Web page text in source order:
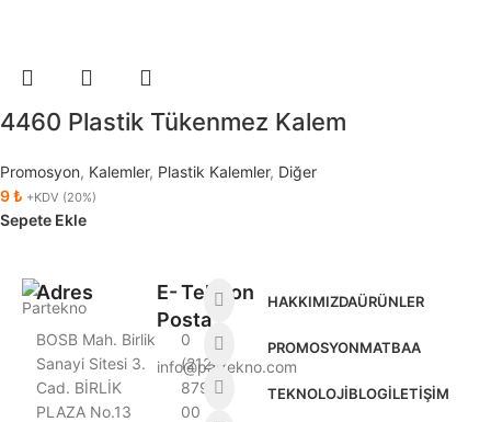
4460 Plastik Tükenmez Kalem
Promosyon, Kalemler, Plastik Kalemler, Diğer
9₺ +KDV (20%)
Sepete Ekle
Adres
BOSB Mah. Birlik
Sanayi Sitesi 3.
Cad. BİRLİK
PLAZA No.13
E-
Posta
info@partekno.com
Telefon
0
(212)
879
00
HAKKIMIZDAÜRÜNLER
PROMOSYONMATBAA
TEKNOLOJIBLOGİLETIŞIM